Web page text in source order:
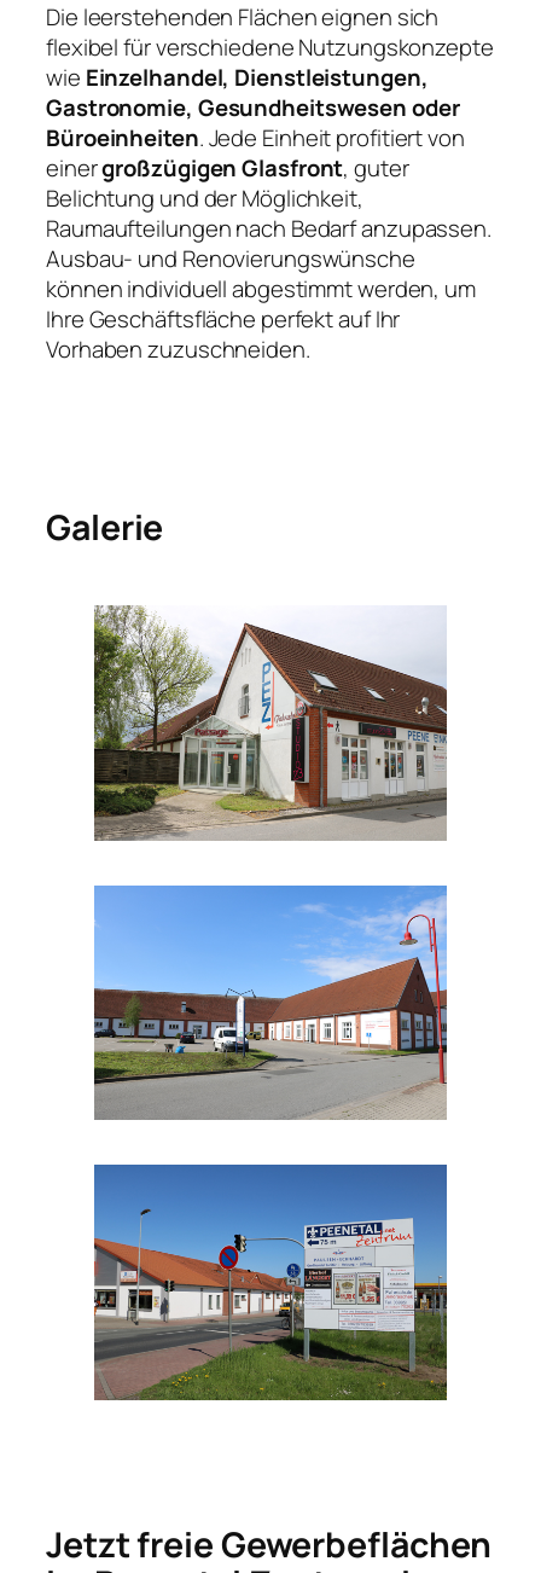
Die leerstehenden Flächen eignen sich
flexibel für verschiedene Nutzungskonzepte
wie Einzelhandel, Dienstleistungen,
Gastronomie, Gesundheitswesen oder
Büroeinheiten. Jede Einheit profitiert von
einergroßzügigen Glasfront, guter
Belichtung und der Möglichkeit,
Raumaufteilungen nach Bedarf anzupassen.
Ausbau- und Renovierungswünsche
können individuell abgestimmt werden, um
Ihre Geschäftsfläche perfekt auf Ihr
Vorhaben zuzuschneiden.
Galerie
Jetzt freie Gewerbeflächen